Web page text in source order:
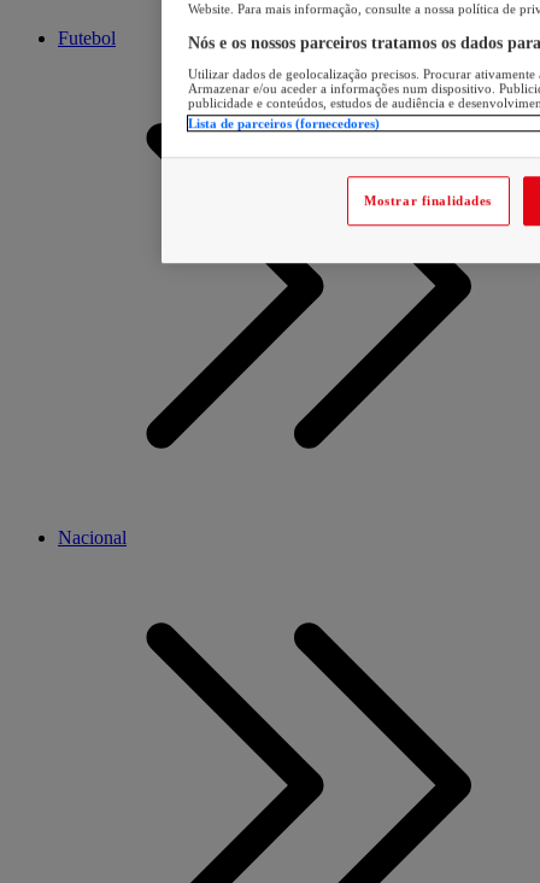
Futebol
Nacional
Website. Para mais informação, consulte a nossa política de
Nós e os nossos parceiros tratamos os dados
Utilizar dados de geolocalização precisos. Procurar
Armazenar e/ou aceder a informações num dispositivo.
publicidade e conteúdos, estudos de audiência e
Lista de parceiros (fornecedores)
Mostrar finalidades